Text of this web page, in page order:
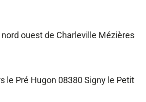
ouest de Charleville Mézières
le Pré Hugon 08380 Signy le Petit